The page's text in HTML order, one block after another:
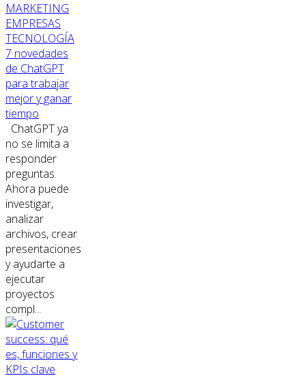
MARKETING
EMPRESAS
TECNOLOGÍA
7 novedades
de ChatGPT
para trabajar
mejor y ganar
tiempo
ChatGPT ya
no se limita a
responder
preguntas.
Ahora puede
investigar,
analizar
archivos, crear
presentaciones
y ayudarte a
ejecutar
proyectos
compl...